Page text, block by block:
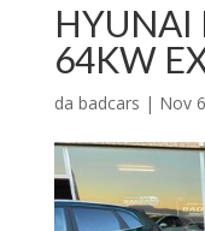
HYUNAI
64KW
da badcars | Nov